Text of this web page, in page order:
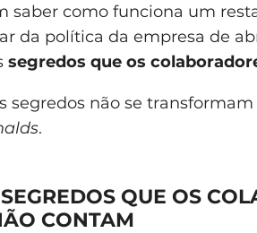
saber como funciona um
da política da empresa de
segredos que os
segredos não se
.
QUE OS
CONTAM